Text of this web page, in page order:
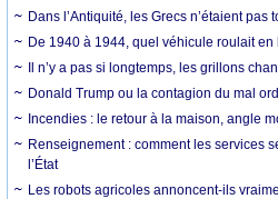
Dans l’Antiquité, les Grecs n’étaient pas
De 1940 à 1944, quel véhicule roulait en
Il n’y a pas si longtemps, les grillons
Donald Trump ou la contagion du mal
Incendies : le retour à la maison, angle
Renseignement : comment les services
l’État
Les robots agricoles annoncent-ils